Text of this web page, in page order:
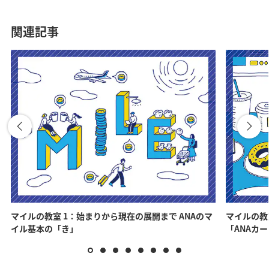
関連記事
マイルの教室 1：始まりから現在の展開まで ANAのマ
イル基本の「き」
マイルの
「ANAカ